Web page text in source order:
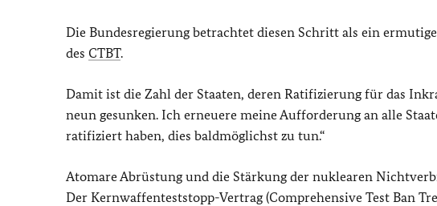
Die Bundesregierung betrachtet diesen Schritt als ein
des CTBT.
Damit ist die Zahl der Staaten, deren Ratifizierung für das
neun gesunken. Ich erneuere meine Aufforderung an alle
ratifiziert haben, dies baldmöglichst zu tun.“
Atomare Abrüstung und die Stärkung der nuklearen
Der Kernwaffenteststopp-Vertrag (Comprehensive Test Ban